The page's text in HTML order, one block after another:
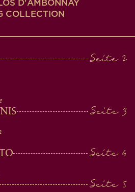
D'AMBONNAY
COLLECTION